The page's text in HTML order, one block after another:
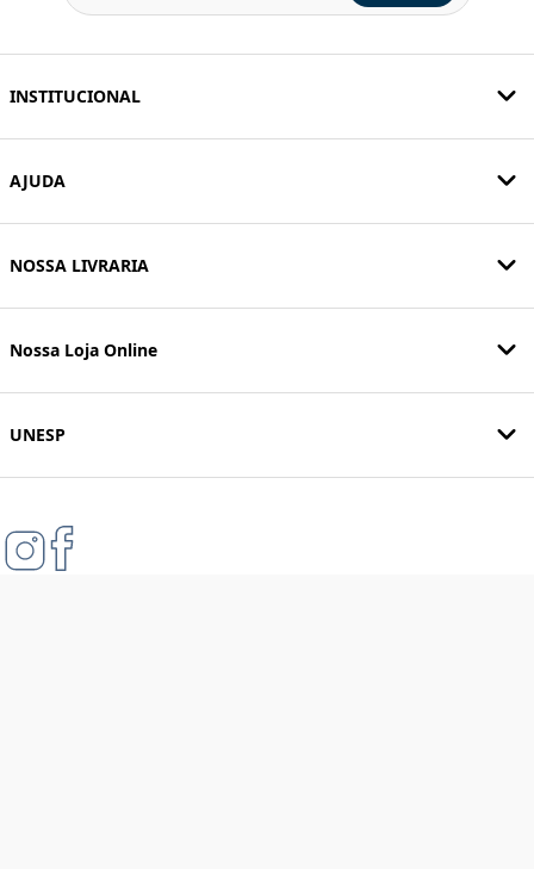
INSTITUCIONAL
AJUDA
NOSSA LIVRARIA
Nossa Loja Online
UNESP